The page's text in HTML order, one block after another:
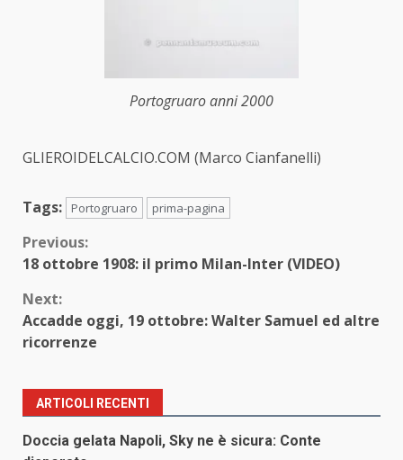
Portogruaro anni 2000
GLIEROIDELCALCIO.COM (Marco Cianfanelli)
Tags: Portogruaro prima-pagina
Continue
Previous:
18 ottobre 1908: il primo Milan-Inter (VIDEO)
Next:
Accadde oggi, 19 ottobre: Walter Samuel ed altre
ricorrenze
ARTICOLI RECENTI
Doccia gelata Napoli, Sky ne è sicura: Conte